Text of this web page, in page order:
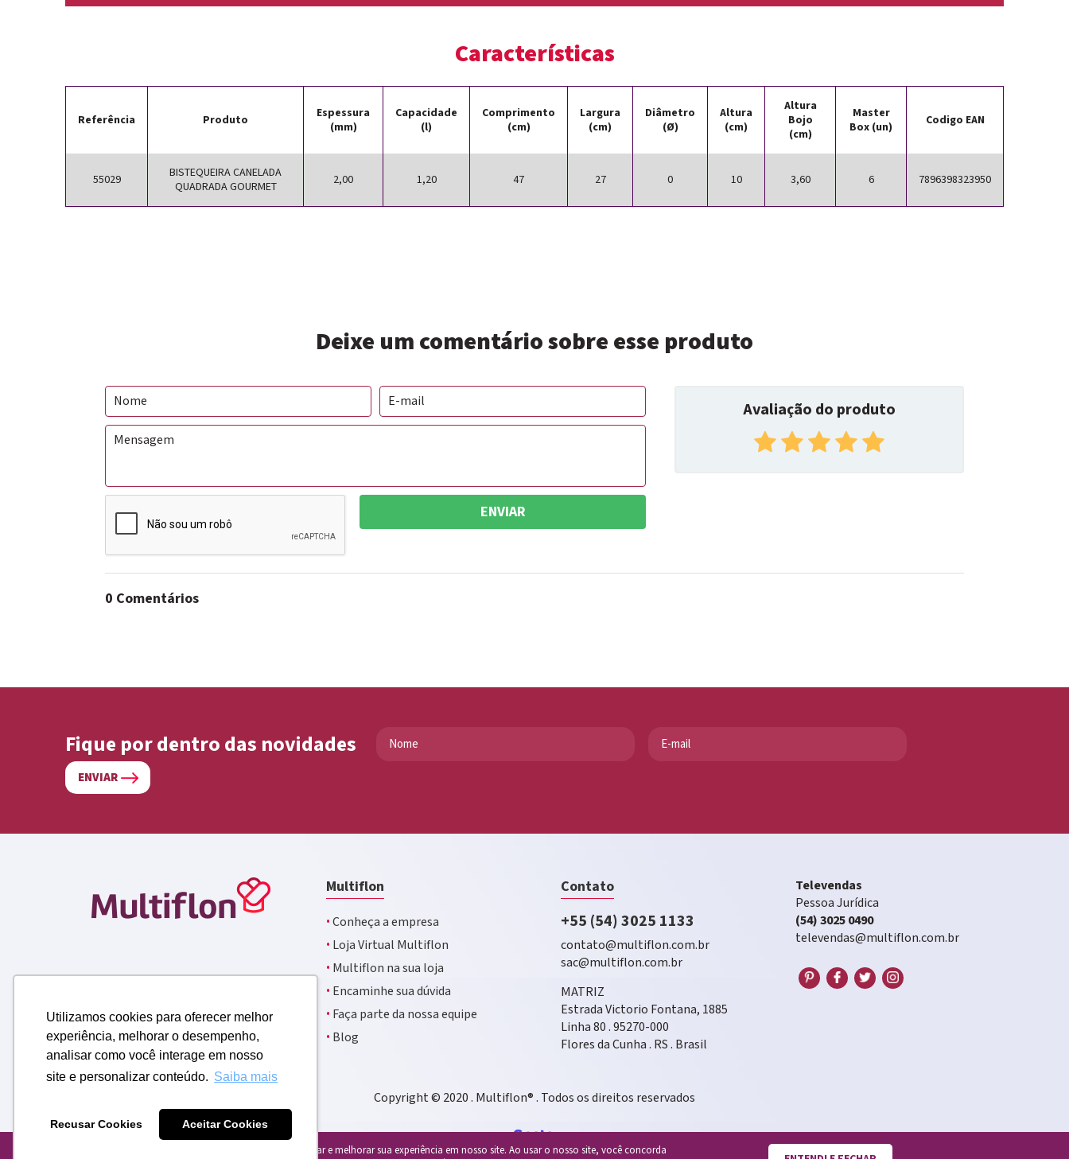
Utilizamos cookies para oferecer melhor
experiência, melhorar o desempenho,
analisar como você interage em nosso
site e personalizar conteúdo. Saiba mais
Recusar Cookies Aceitar Cookies
Características
Referência Produto
Espessura
(mm)
Capacidade
(l)
Comprimento
(cm)
Largura
(cm)
Diâmetro
(Ø)
Altura
(cm)
Altura
Bojo
(cm)
Master
Box (un)
Codigo EAN
55029
BISTEQUEIRA CANELADA
QUADRADA GOURMET
2,00 1,20 47 27 0 10 3,60 6 7896398323950
Deixe um comentário sobre esse produto
Avaliação do produto
ENVIAR
0 Comentários
Fique por dentro das novidades
ENVIAR
Multiflon
·Conheça a empresa
· Loja Virtual Multiflon
· Multiflon na sua loja
· Encaminhe sua dúvida
· Faça parte da nossa equipe
· Blog
Contato
+55 (54) 3025 1133
contato@multiflon.com.br
sac@multiflon.com.br
MATRIZ
Estrada Victorio Fontana, 1885
Linha 80 . 95270-000
Flores da Cunha . RS . Brasil
Televendas
Pessoa Jurídica
(54) 3025 0490
televendas@multiflon.com.br
Copyright © 2020 . Multiflon® . Todos os direitos reservados
Usamos cookies para personalizar e melhorar sua experiência em nosso site. Ao usar o nosso site, você concorda